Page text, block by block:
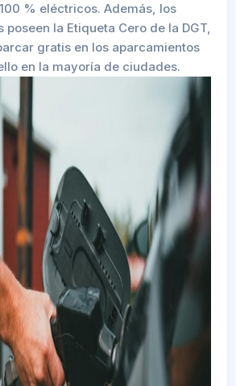
% eléctricos. Además, los
la Etiqueta Cero de la DGT,
gratis en los aparcamientos
en la mayoría de ciudades.